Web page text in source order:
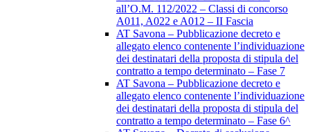
all’O.M. 112/2022 – Classi di concorso
A011, A022 e A012 – II Fascia
AT Savona – Pubblicazione decreto e
allegato elenco contenente l’individuazione
dei destinatari della proposta di stipula del
contratto a tempo determinato – Fase 7
AT Savona – Pubblicazione decreto e
allegato elenco contenente l’individuazione
dei destinatari della proposta di stipula del
contratto a tempo determinato – Fase 6^